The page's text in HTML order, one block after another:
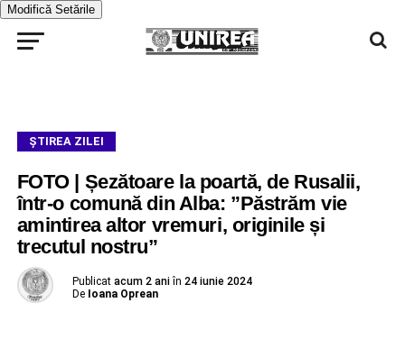
Modifică Setările
ŞTIREA ZILEI
FOTO | Șezătoare la poartă, de Rusalii,
într-o comună din Alba: ”Păstrăm vie
amintirea altor vremuri, originile și
trecutul nostru”
Publicat acum 2 ani în 24 iunie 2024
De Ioana Oprean